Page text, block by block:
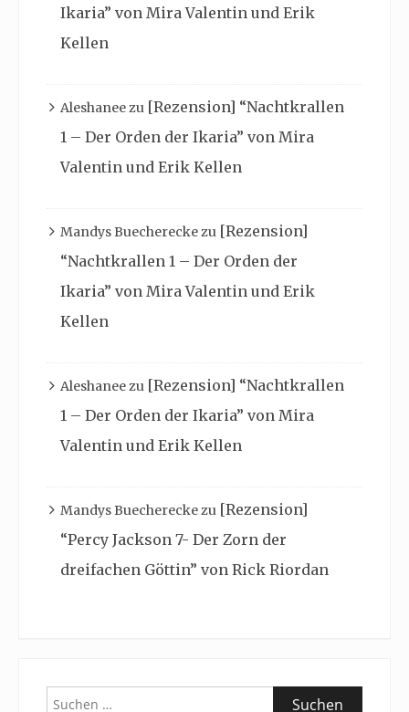
Ikaria” von Mira Valentin und Erik
Kellen
Aleshaneezu [Rezension] “Nachtkrallen
1 – Der Orden der Ikaria” von Mira
Valentin und Erik Kellen
Mandys Buechereckezu [Rezension]
“Nachtkrallen 1 – Der Orden der
Ikaria” von Mira Valentin und Erik
Kellen
Aleshaneezu [Rezension] “Nachtkrallen
1 – Der Orden der Ikaria” von Mira
Valentin und Erik Kellen
Mandys Buechereckezu [Rezension]
“Percy Jackson 7- Der Zorn der
dreifachen Göttin” von Rick Riordan
Suchen